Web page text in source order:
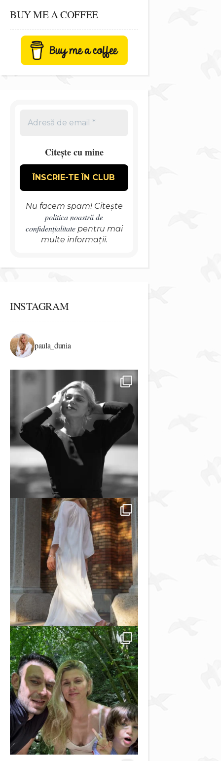
BUY ME A COFFEE
Citește cu mine
Nu facem spam! Citește
politica noastră de
confidențialitatepentru mai
multe informații.
INSTAGRAM
paula_dunia